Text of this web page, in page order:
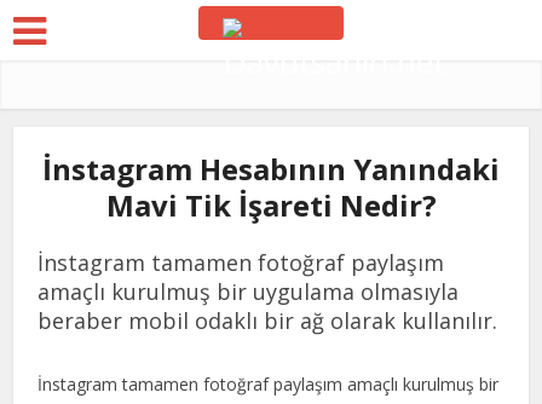
İnstagram Hesabının Yanındaki
Mavi Tik İşareti Nedir?
İnstagram tamamen fotoğraf paylaşım
amaçlı kurulmuş bir uygulama olmasıyla
beraber mobil odaklı bir ağ olarak kullanılır.
İnstagram tamamen fotoğraf paylaşım amaçlı kurulmuş bir